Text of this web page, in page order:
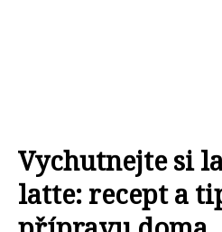
Vychutnejte si
latte: recept a